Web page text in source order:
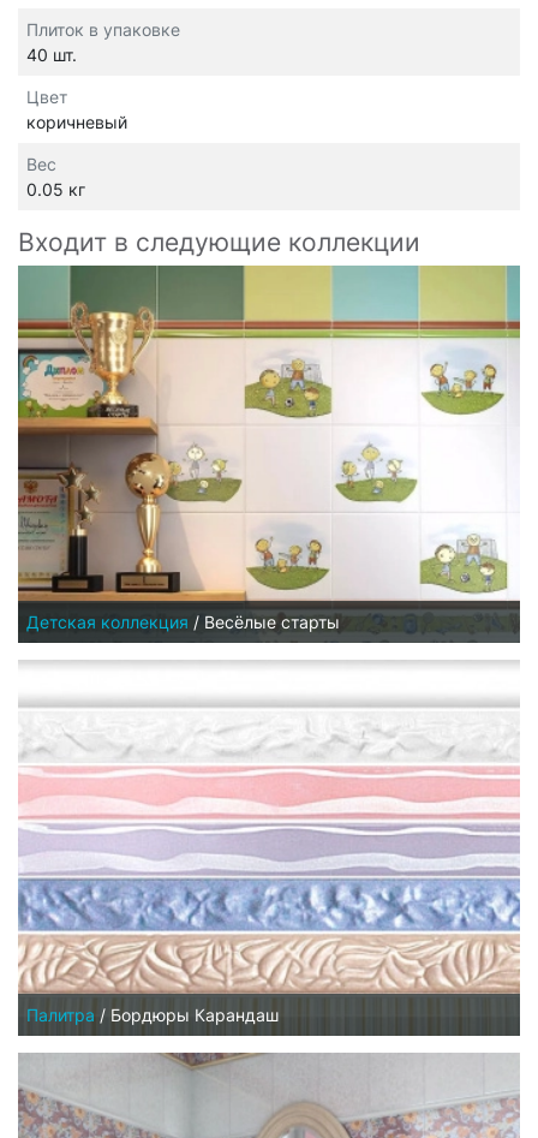
Плиток в упаковке
40 шт.
Цвет
коричневый
Вес
0.05 кг
Входит в следующие коллекции
Детская коллекция / Весёлые старты
Палитра / Бордюры Карандаш